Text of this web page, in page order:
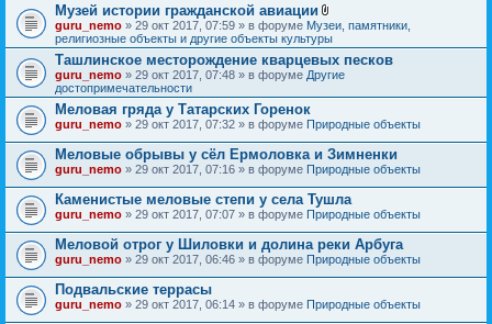
Музей истории гражданской авиации
В
л
о
ж
е
и
guru_nemo » 29 окт 2017, 07:59 » в форуме Музеи, памятники,
религиозные объекты и другие объекты культуры
Ташлинское месторождение кварцевых песков
guru_nemo » 29 окт 2017, 07:48 » в форуме Другие
достопримечательности
Меловая гряда у Татарских Горенок
guru_nemo » 29 окт 2017, 07:32 » в форуме Природные объекты
Меловые обрывы у сёл Ермоловка и Зимненки
guru_nemo » 29 окт 2017, 07:16 » в форуме Природные объекты
Каменистые меловые степи у села Тушла
guru_nemo » 29 окт 2017, 07:07 » в форуме Природные объекты
Меловой отрог у Шиловки и долина реки Арбуга
guru_nemo » 29 окт 2017, 06:46 » в форуме Природные объекты
Подвальские террасы
guru_nemo » 29 окт 2017, 06:14 » в форуме Природные объекты